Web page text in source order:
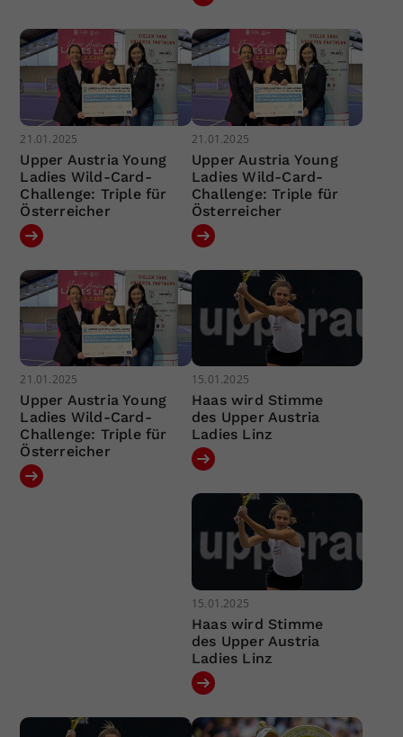
21.01.2025
Upper Austria Young
Ladies Wild-Card-
Challenge: Triple für
Österreicher
21.01.2025
Upper Austria Young
Ladies Wild-Card-
Challenge: Triple für
Österreicher
21.01.2025
Upper Austria Young
Ladies Wild-Card-
Challenge: Triple für
Österreicher
15.01.2025
Haas wird Stimme
des Upper Austria
Ladies Linz
15.01.2025
Haas wird Stimme
des Upper Austria
Ladies Linz